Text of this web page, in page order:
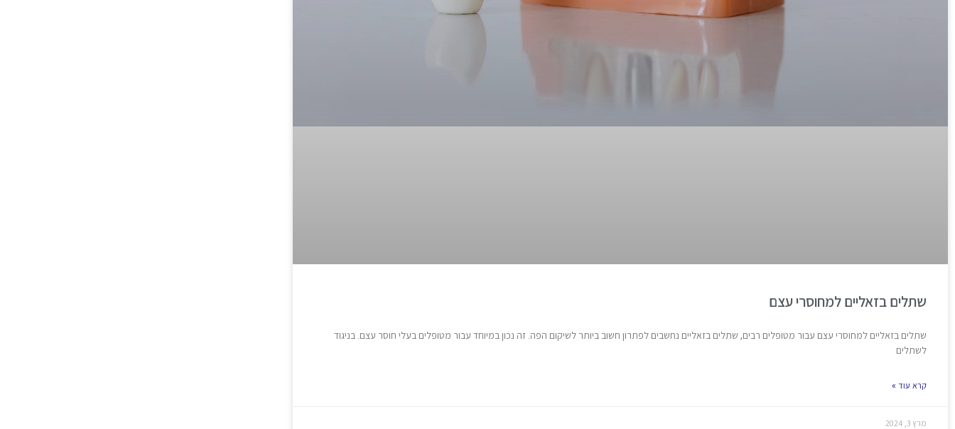
שתלים בזאליים למחוסרי עצם
שתלים בזאליים למחוסרי עצם עבור מטופלים רבים, שתלים בזאליים נחשבים לפתרון חשוב ביותר לשיקום הפה. זה נכון במיוחד עבור מטופלים בעלי חוסר עצם. בניגוד
לשתלים
קרא עוד »
מרץ 3, 2024